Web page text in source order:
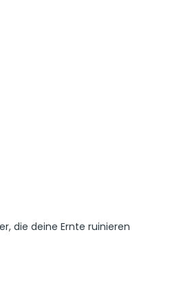
die deine Ernte ruinieren